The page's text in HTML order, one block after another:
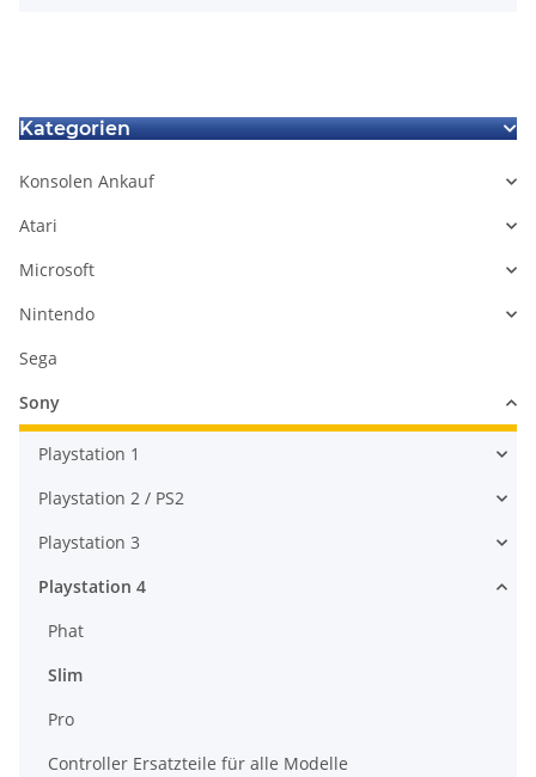
Kategorien
Konsolen Ankauf
Atari
Microsoft
Nintendo
Sega
Sony
Playstation 1
Playstation 2 / PS2
Playstation 3
Playstation 4
Phat
Slim
Pro
Controller Ersatzteile für alle Modelle